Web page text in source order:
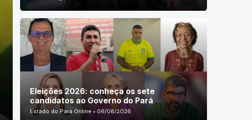
Eleições 2026: conheça os sete
candidatos ao Governo do Pará
Estado do Pará Online • 06/08/2026